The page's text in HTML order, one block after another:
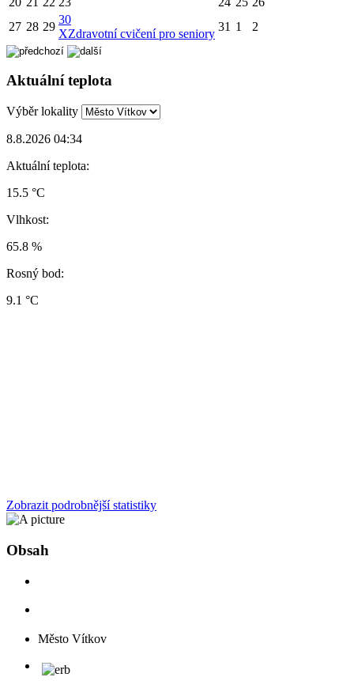
27 28 29
30
XZdravotní cvičení pro seniory
31 1 2
Aktuální teplota
Výběr lokality
8.8.2026 04:34
Aktuální teplota:
15.5 °C
Vlhkost:
65.8 %
Rosný bod:
9.1 °C
Zobrazit podrobnější statistiky
Obsah
Město Vítkov